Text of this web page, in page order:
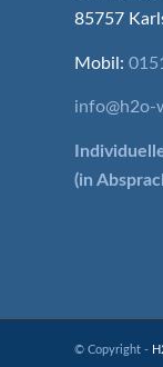
85757
Mobil:
info@h2o-
(in
© Copyright -